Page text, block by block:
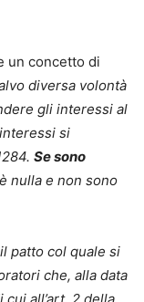
un concetto di
diversa volontà
gli interessi al
si
. Se sono
nulla e non sono
il patto col quale si
che, alla data